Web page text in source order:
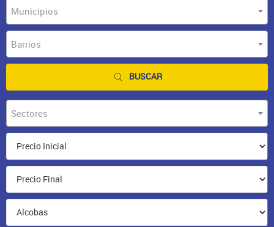
Municipios
Barrios
BUSCAR
Sectores